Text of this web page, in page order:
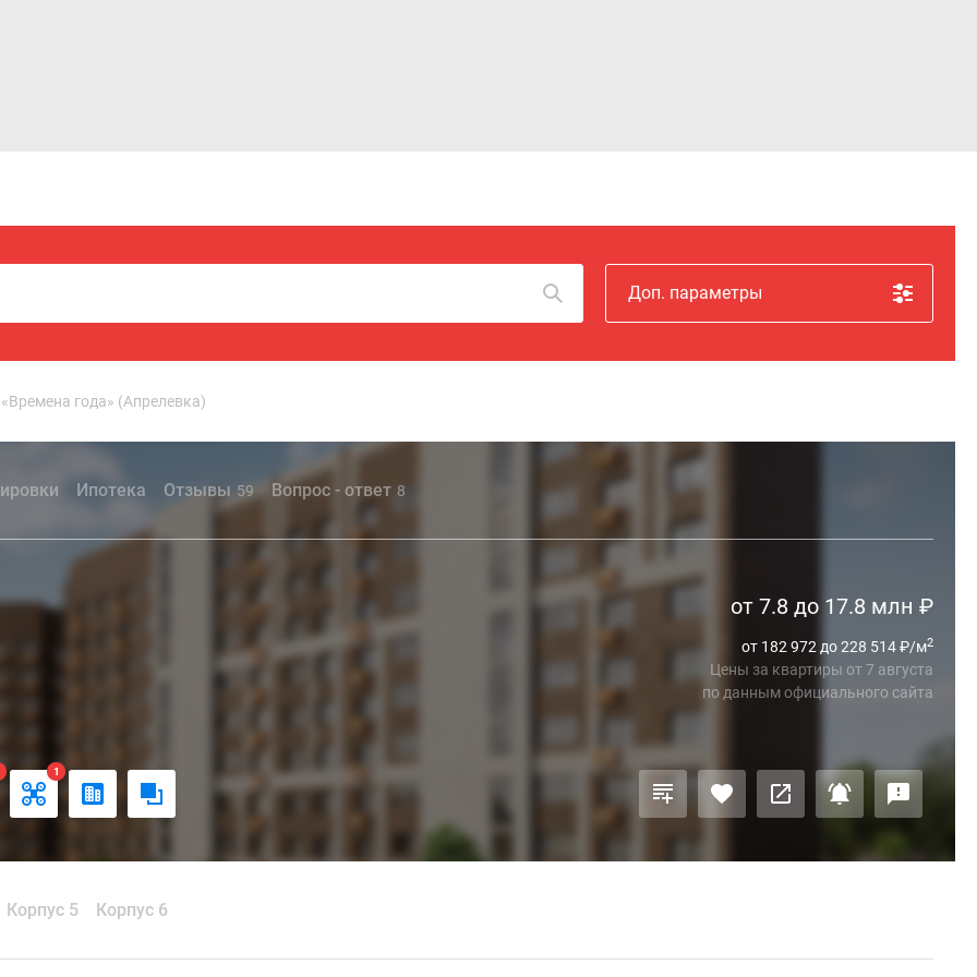
Доп. параметры
года» (Апрелевка)
Ипотека Отзывы 59 Вопрос - ответ 8
от 7.8 до 17.8 млн ₽
от 182 972 до 228 514₽/м2
Цены за квартиры от7 августа
по данным официального сайта
1
Корпус 5 Корпус 6